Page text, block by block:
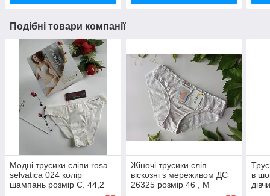
Подібні товари компанії
Модні трусики сліпи rosa
selvatica 024 колір
шампань розмір С. 44,2
Жіночі трусики сліп
віскозні з мереживом ДС
26325 розмір 46 , М
в